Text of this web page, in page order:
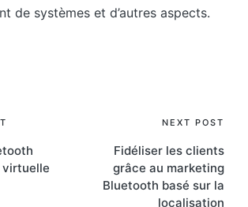
de systèmes et d’autres aspects.
virtuelle
NEXT POST
Fidéliser les clients
grâce au marketing
Bluetooth basé sur la
localisation